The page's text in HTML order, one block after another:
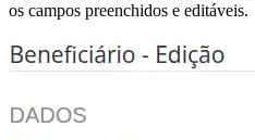
os campos preenchidos e editáveis.